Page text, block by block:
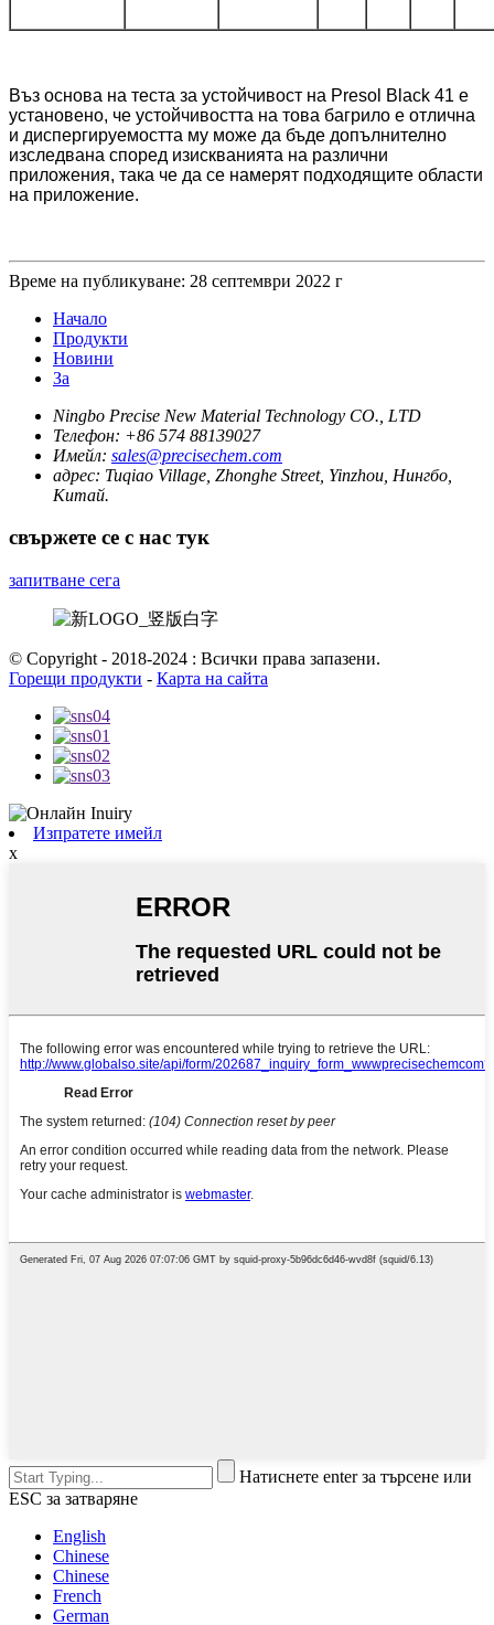
Въз основа на теста за устойчивост на Presol Black 41 е
установено, че устойчивостта на това багрило е отлична
и диспергируемостта му може да бъде допълнително
изследвана според изискванията на различни
приложения, така че да се намерят подходящите области
на приложение.
Време на публикуване: 28 септември 2022 г
Начало
Продукти
Новини
За
Ningbo Precise New Material Technology CO., LTD
Телефон: +86 574 88139027
Имейл: sales@precisechem.com
адрес: Tuqiao Village, Zhonghe Street, Yinzhou, Нингбо,
Китай.
свържете се с нас тук
запитване сега
© Copyright - 2018-2024 : Всички права запазени.
Горещи продукти - Карта на сайта
Изпратете имейл
x
Натиснете enter за търсене или
ESC за затваряне
English
Chinese
Chinese
French
German